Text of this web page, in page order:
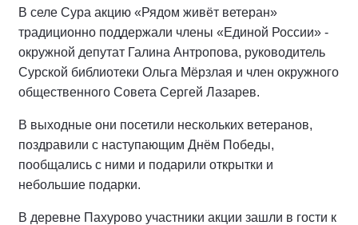
В селе Сура акцию «Рядом живёт ветеран»
традиционно поддержали члены «Единой России» -
окружной депутат Галина Антропова, руководитель
Сурской библиотеки Ольга Мёрзлая и член окружного
общественного Совета Сергей Лазарев.
В выходные они посетили нескольких ветеранов,
поздравили с наступающим Днём Победы,
пообщались с ними и подарили открытки и
небольшие подарки.
В деревне Пахурово участники акции зашли в гости к